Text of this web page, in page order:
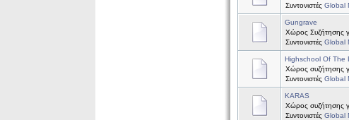
Συντονιστές Global
Gungrave
Χώρος Συζήτησης
Συντονιστές Global
Highschool Of The
Χώρος συζήτησης
Συντονιστές Global
KARAS
Χώρος συζήτησης
Συντονιστές Global